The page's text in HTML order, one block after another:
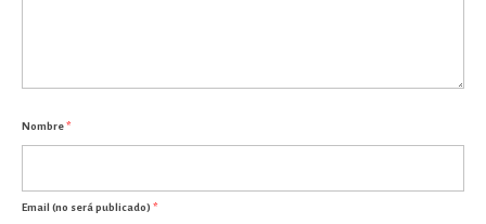
Nombre*
Email (no será publicado) *